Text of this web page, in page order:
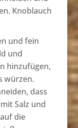
Knoblauch
und fein
und
hinzufügen,
würzen.
dass
Salz und
die